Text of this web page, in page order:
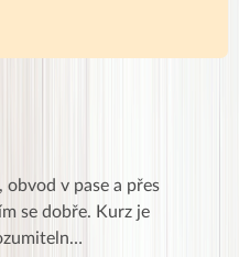
obvod v pase a přes
se dobře. Kurz je